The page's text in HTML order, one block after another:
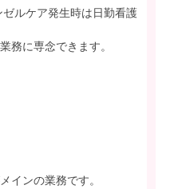
ルケア発生時は日勤看護
務に専念できます。
インの業務です。